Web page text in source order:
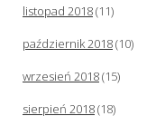
listopad 2018(11)
październik 2018(10)
wrzesień 2018(15)
sierpień 2018(18)